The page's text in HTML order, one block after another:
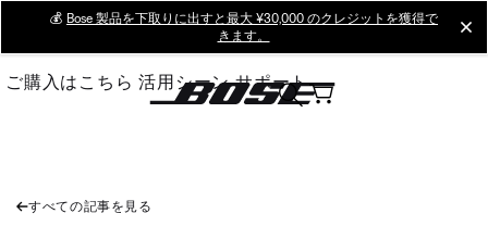
Main
💰 Bose 製品を下取りに出すと最大 ¥30,000 のクレジットを獲得で
きます。
ご購入はこちら 活用シーン サポート
すべての記事を見る